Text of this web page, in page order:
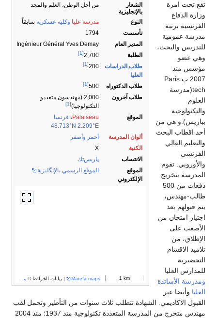
الشعار
بالإنجليزية
من أجل الوطن، العلم والمجد
النوع مدرسة عليا وكلية عسكرية سابقاً
تأسست
1794
المدير العام
Ingénieur Général Yves Demay
الطلبة
2,700
[1]
طلاب الدراسات
العليا
200
[1]
طلاب الدكتوراه 500
[1]
طلاب آخرون
2,000 (مهندسون متعددو
التكنولوجيا)[1]
الموقع Palaiseau ، فرنسا
48.713°N 2.209°E
ألوان المدرسة
أحمر وأصفر
الكنية
X
الانتساب
پاريس‌تك
الموقع
الإلكتروني
الموقع الرسمي بالإنگليزية
1 km
Marefa maps | بيانات الخرائط © مساهمو OpenStreetMap
تقع تحت امرة
وزارة الدفاع
الفرنسية برتبة
مدرسة عمومية
للتدريس والبحث،
وهي عضو
مؤسس منذ
2007 ب Paris
tech(مدرسة
العلوم
والتكنولوجية
بباريس).و هي من
أحد اقطاب البحث
والتعليم العالي
الفرنسي
والأوروبي. تقوم
المدرسة بتخريج
دفعات من 500
طالب-مهندس،
يتم قبولهم بعد
اجتياز امتحان من
الأصعب على
الإطلاق، من
تلاميذ الاقسام
التحضيرية
للمدارس العليا
ومدرسة الأساتذة
العليا وأيضا عبر
القبول الاكاديمي. الشهادة تتطلب ثلاث سنوات من التأطير وتحمل لقب
مهندس متخرج من المدرسة المتعددة تكنولوجية منذ 1937؛ منذ 2004